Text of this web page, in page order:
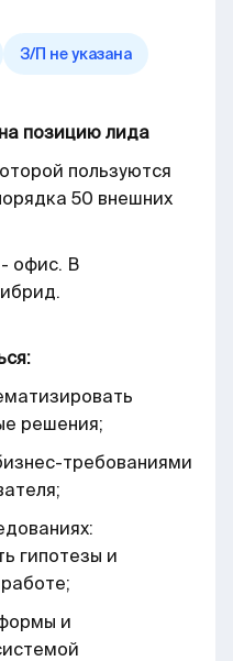
З/П не указана
позицию лида
пользуются
50 внешних
офис. В
решения;
требованиями
гипотезы и
и